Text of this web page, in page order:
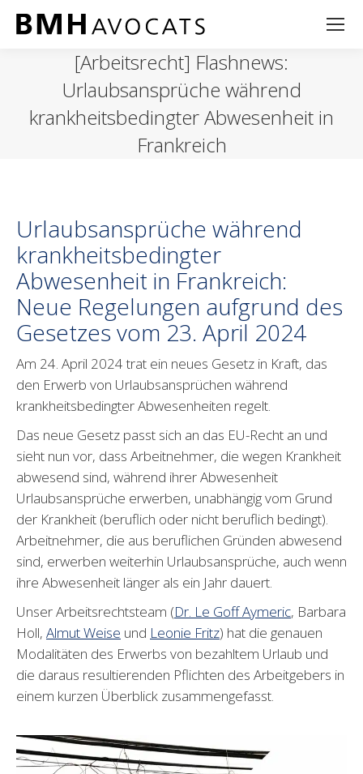
[Arbeitsrecht] Flashnews:
Urlaubsansprüche während
krankheitsbedingter Abwesenheit in
Frankreich
Urlaubsansprüche während
krankheitsbedingter
Abwesenheit in Frankreich:
Neue Regelungen aufgrund des
Gesetzes vom 23. April 2024
Am 24. April 2024 trat ein neues Gesetz in Kraft, das
den Erwerb von Urlaubsansprüchen während
krankheitsbedingter Abwesenheiten regelt.
Das neue Gesetz passt sich an das EU-Recht an und
sieht nun vor, dass Arbeitnehmer, die wegen Krankheit
abwesend sind, während ihrer Abwesenheit
Urlaubsansprüche erwerben, unabhängig vom Grund
der Krankheit (beruflich oder nicht beruflich bedingt).
Arbeitnehmer, die aus beruflichen Gründen abwesend
sind, erwerben weiterhin Urlaubsansprüche, auch wenn
ihre Abwesenheit länger als ein Jahr dauert.
Unser Arbeitsrechtsteam (Dr. Le Goff Aymeric, Barbara
Holl, Almut Weise und Leonie Fritz) hat die genauen
Modalitäten des Erwerbs von bezahltem Urlaub und
die daraus resultierenden Pflichten des Arbeitgebers in
einem kurzen Überblick zusammengefasst.